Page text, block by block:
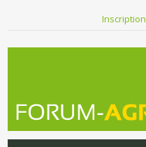
Inscription